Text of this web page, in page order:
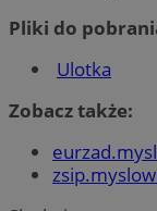
Pliki do
Ulotka
Zobacz także: